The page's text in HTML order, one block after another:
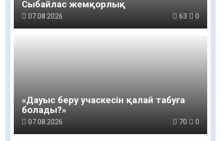
Сыбайлас жемқорлық
07.08.2026 63 0
«Дауыс беру учаскесін қалай табуға
болады?»￼
07.08.2026 70 0